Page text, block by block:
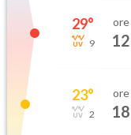
29°
9
ore
12
23°
2
ore
18